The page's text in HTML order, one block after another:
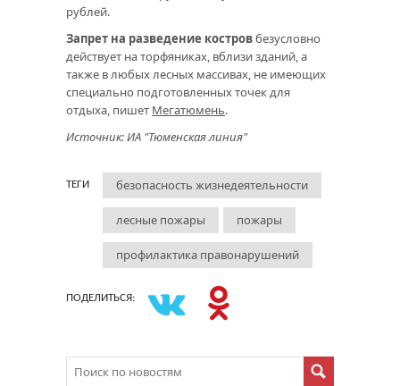
рублей.
Запрет на разведение костровбезусловно
действует на торфяниках, вблизи зданий, а
также в любых лесных массивах, не имеющих
специально подготовленных точек для
отдыха, пишет Мегатюмень.
Источник: ИА "Тюменская линия"
ТЕГИ безопасность жизнедеятельности
лесные пожары пожары
профилактика правонарушений
ПОДЕЛИТЬСЯ: